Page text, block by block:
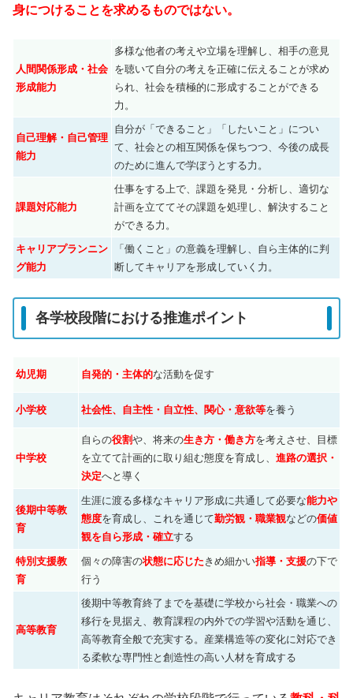
身につけることを求めるものではない。
人間関係形成・社会
形成能力
多様な他者の考えや立場を理解し、相手の意見
を聴いて自分の考えを正確に伝えることが求め
られ、社会を積極的に形成することができる
力。
自己理解・自己管理
能力
自分が「できること」「したいこと」につい
て、社会との相互関係を保ちつつ、今後の成長
のために進んで学ぼうとする力。
課題対応能力
仕事をする上で、課題を発見・分析し、適切な
計画を立ててその課題を処理し、解決すること
ができる力。
キャリアプランニン
グ能力
「働くこと」の意義を理解し、自ら主体的に判
断してキャリアを形成していく力。
各学校段階における推進ポイント
幼児期 自発的・主体的な活動を促す
小学校 社会性、自主性・自立性、関心・意欲等を養う
中学校
自らの役割や、将来の生き方・働き方を考えさせ、目標
を立てて計画的に取り組む態度を育成し、 進路の選択・
決定へと導く
後期中等教
育
生涯に渡る多様なキャリア形成に共通して必要な能力や
態度を育成し、これを通じて勤労観・職業観などの価値
観を自ら形成・確立する
特別支援教
育
個々の障害の状態に応じた きめ細かい指導・支援の下で
行う
高等教育
後期中等教育終了までを基礎に学校から社会・職業への
移行を見据え、教育課程の内外での学習や活動を通じ、
高等教育全般で充実する。産業構造等の変化に対応でき
る柔軟な専門性と創造性の高い人材を育成する